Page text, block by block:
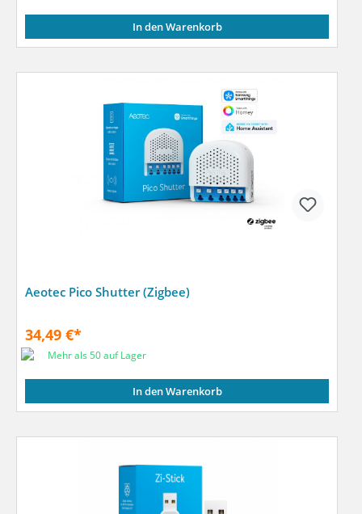
In den Warenkorb
Aeotec Pico Shutter (Zigbee)
34,49 €*
Mehr als 50 auf Lager
In den Warenkorb